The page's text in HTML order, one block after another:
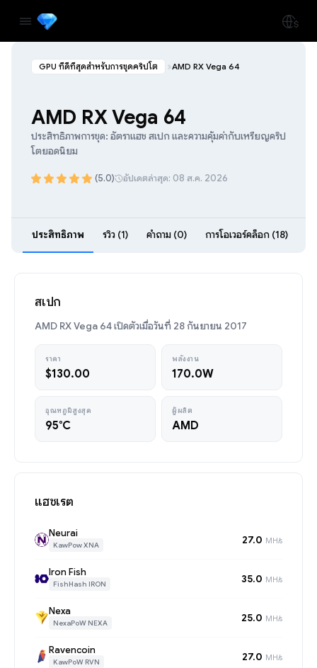
GPU ที่ดีที่สุดสำหรับการขุดคริปโต AMD RX Vega 64
AMD RX Vega 64
ประสิทธิภาพการขุด: อัตราแฮช สเปก และความคุ้มค่ากับเหรียญคริป
โตยอดนิยม
(5.0) อัปเดตล่าสุด: 08 ส.ค. 2026
ประสิทธิภาพ รีวิว (1) คำถาม (0) การโอเวอร์คล็อก (18)
สเปก
AMD RX Vega 64 เปิดตัวเมื่อวันที่ 28 กันยายน 2017
ราคา
$130.00
พลังงาน
170.0W
อุณหภูมิสูงสุด
95°C
ผู้ผลิต
AMD
แฮชเรต
Neurai
KawPow XNA 27.0 MH/s
Iron Fish
FishHash IRON 35.0 MH/s
Nexa
NexaPoW NEXA 25.0 MH/s
Ravencoin
KawPoW RVN 27.0 MH/s